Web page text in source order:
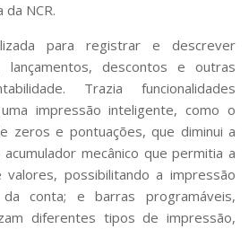
NCR.
para registrar e descrever
lançamentos, descontos e outras
Trazia funcionalidades
impressão inteligente, como o
zeros e pontuações, que diminui a
mecânico que permitia a
possibilitando a impressão
conta; e barras programáveis,
diferentes tipos de impressão,